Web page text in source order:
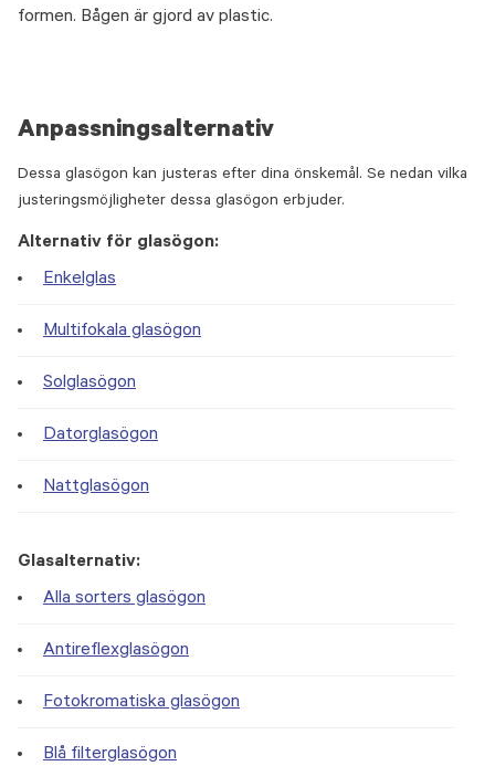
formen. Bågen är gjord av plastic.
Anpassningsalternativ
Dessa glasögon kan justeras efter dina önskemål. Se nedan vilka
justeringsmöjligheter dessa glasögon erbjuder.
Alternativ för glasögon:
Enkelglas
Multifokala glasögon
Solglasögon
Datorglasögon
Nattglasögon
Glasalternativ:
Alla sorters glasögon
Antireflexglasögon
Fotokromatiska glasögon
Blå filterglasögon